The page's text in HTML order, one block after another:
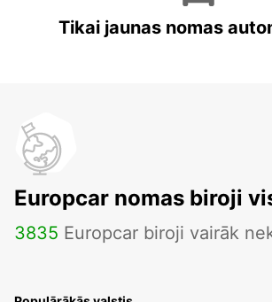
Tikai jaunas nomas
Europcar nomas biroji
3835 Europcar biroji vairāk